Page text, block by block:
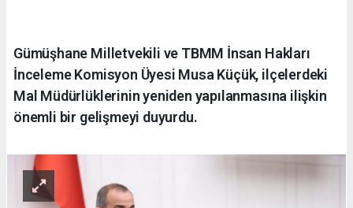
Gümüşhane Milletvekili ve TBMM İnsan Hakları
İnceleme Komisyon Üyesi Musa Küçük, ilçelerdeki
Mal Müdürlüklerinin yeniden yapılanmasına ilişkin
önemli bir gelişmeyi duyurdu.